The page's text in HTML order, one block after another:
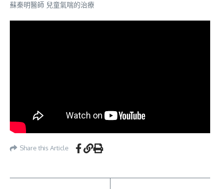
蘇秦明醫師 兒童氣喘的治療
Share this Article